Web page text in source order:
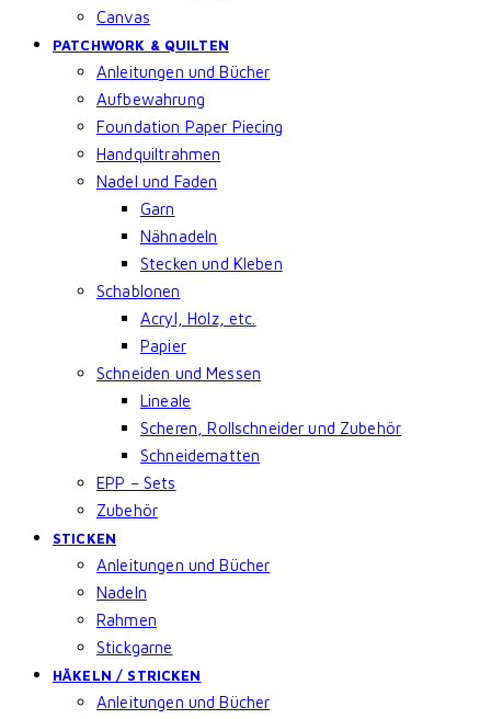
Canvas
PATCHWORK & QUILTEN
Anleitungen und Bücher
Aufbewahrung
Foundation Paper Piecing
Handquiltrahmen
Nadel und Faden
Garn
Nähnadeln
Stecken und Kleben
Schablonen
Acryl, Holz, etc.
Papier
Schneiden und Messen
Lineale
Scheren, Rollschneider und Zubehör
Schneidematten
EPP – Sets
Zubehör
STICKEN
Anleitungen und Bücher
Nadeln
Rahmen
Stickgarne
HÄKELN / STRICKEN
Anleitungen und Bücher